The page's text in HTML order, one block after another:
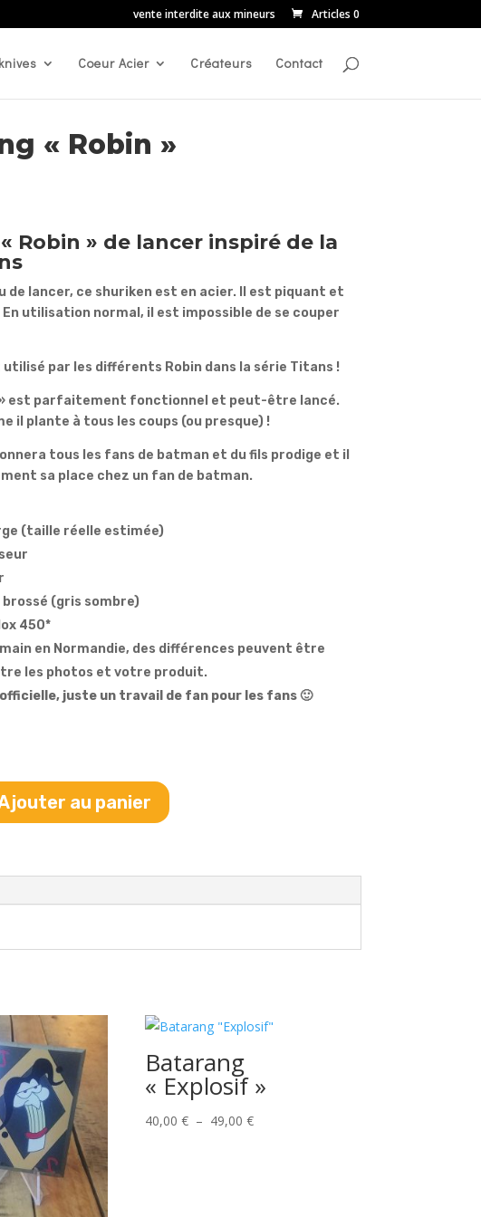
vente interdite aux mineurs Articles 0
Coeur Acier Créateurs Contact
« Robin »
Robin » de lancer inspiré de la
de lancer, ce shuriken est en acier. Il est piquant et
utilisation normal, il est impossible de se couper
par les différents Robin dans la série Titans !
» est parfaitement fonctionnel et peut-être lancé.
il plante à tous les coups (ou presque) !
tous les fans de batman et du fils prodige et il
sa place chez un fan de batman.
(taille réelle estimée)
(gris sombre)
450*
en Normandie, des différences peuvent être
les photos et votre produit.
officielle, juste un travail de fan pour les fans 🙂
au panier
Batarang
« Explosif »
40,00 € – 49,00 €Plage